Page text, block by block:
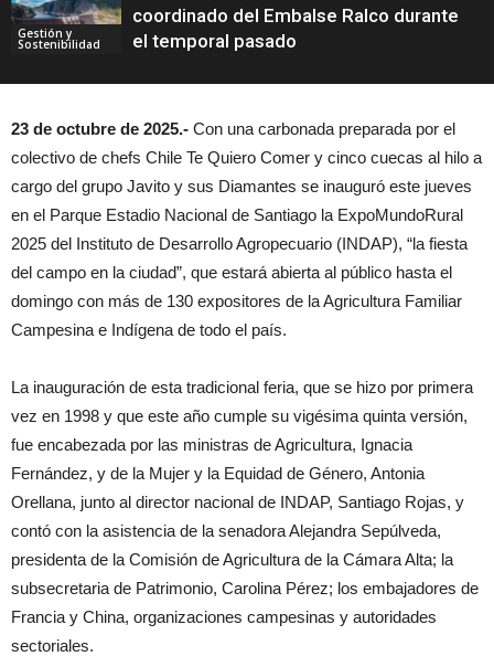
Gestión y
Sostenibilidad
coordinado del Embalse Ralco durante
el temporal pasado
23 de octubre de 2025.- Con una carbonada preparada por el
colectivo de chefs Chile Te Quiero Comer y cinco cuecas al hilo a
cargo del grupo Javito y sus Diamantes se inauguró este jueves
en el Parque Estadio Nacional de Santiago la ExpoMundoRural
2025 del Instituto de Desarrollo Agropecuario (INDAP), “la fiesta
del campo en la ciudad”, que estará abierta al público hasta el
domingo con más de 130 expositores de la Agricultura Familiar
Campesina e Indígena de todo el país.
La inauguración de esta tradicional feria, que se hizo por primera
vez en 1998 y que este año cumple su vigésima quinta versión,
fue encabezada por las ministras de Agricultura, Ignacia
Fernández, y de la Mujer y la Equidad de Género, Antonia
Orellana, junto al director nacional de INDAP, Santiago Rojas, y
contó con la asistencia de la senadora Alejandra Sepúlveda,
presidenta de la Comisión de Agricultura de la Cámara Alta; la
subsecretaria de Patrimonio, Carolina Pérez; los embajadores de
Francia y China, organizaciones campesinas y autoridades
sectoriales.